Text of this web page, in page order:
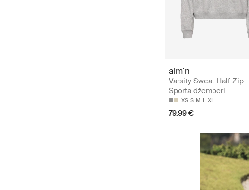
aim´n
Varsity Sweat Half Zip -
Sporta džemperi
XS S M L XL
79.99 €